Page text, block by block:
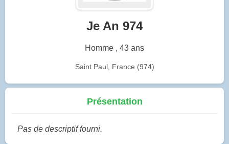
Je An 974
Homme , 43 ans
Saint Paul, France (974)
Présentation
Pas de descriptif fourni.